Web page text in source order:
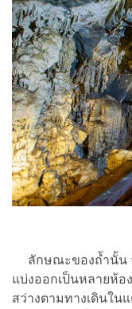
ลักษณะของถ้ำนั้น
แบ่งออกเป็นหลายห้อ
สว่างตามทางเดินใน